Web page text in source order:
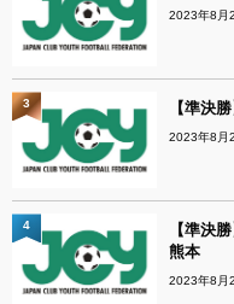
2023年8月
【準決
2023年8月
3
【準決
熊本
2023年8月
4